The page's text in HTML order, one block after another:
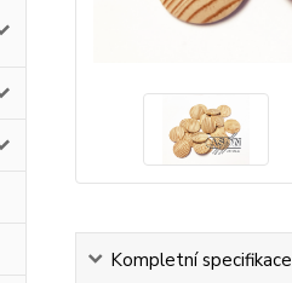
Kompletní specifikace